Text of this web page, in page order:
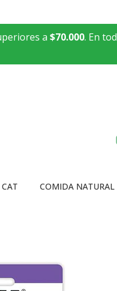
a $70.000. En
COMIDA NATURAL